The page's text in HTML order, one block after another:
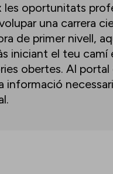
les oportunitats
una carrera
de primer nivell,
iniciant el teu camí
obertes. Al portal
informació